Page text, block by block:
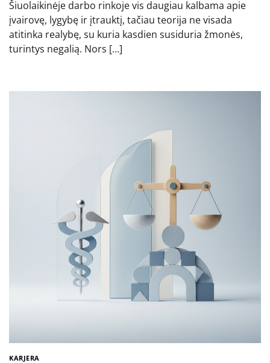
Šiuolaikinėje darbo rinkoje vis daugiau kalbama apie
įvairovę, lygybę ir įtrauktį, tačiau teorija ne visada
atitinka realybę, su kuria kasdien susiduria žmonės,
turintys negalią. Nors […]
KARJERA